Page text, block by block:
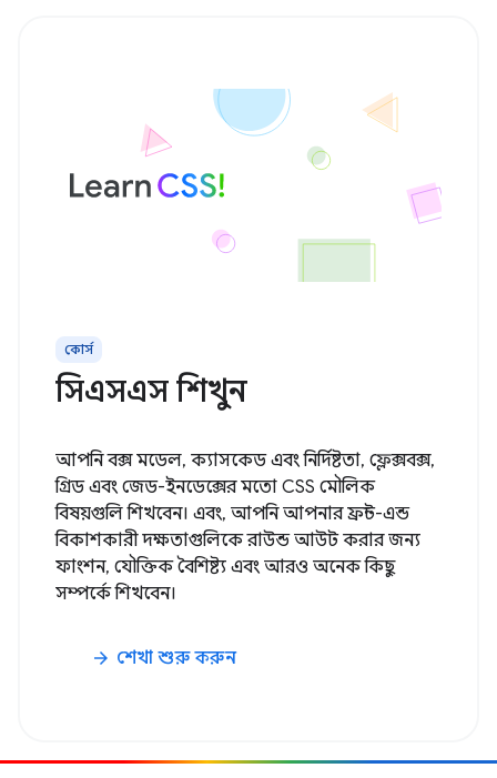
কোর্স
সিএসএস শিখুন
আপনি বক্স মডেল, ক্যাসকেড এবং নির্দিষ্টতা, ফ্লেক্সবক্স,
গ্রিড এবং জেড-ইনডেক্সের মতো CSS মৌলিক
বিষয়গুলি শিখবেন। এবং, আপনি আপনার ফ্রন্ট-এন্ড
বিকাশকারী দক্ষতাগুলিকে রাউন্ড আউট করার জন্য
ফাংশন, যৌক্তিক বৈশিষ্ট্য এবং আরও অনেক কিছু
সম্পর্কে শিখবেন।
arrow_forward শেখা শুরু করুন